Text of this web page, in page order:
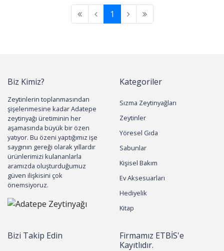
1
Biz Kimiz?
Zeytinlerin toplanmasından
şişelenmesine kadar Adatepe
zeytinyağı üretiminin her
aşamasında büyük bir özen
yatıyor. Bu özeni yaptığımız işe
saygının gereği olarak yıllardır
ürünlerimizi kulananlarla
aramızda oluşturduğumuz
güven ilişkisini çok
önemsiyoruz.
Kategoriler
Sızma Zeytinyağları
Zeytinler
Yöresel Gıda
Sabunlar
Kişisel Bakım
Ev Aksesuarları
Hediyelik
Kitap
Bizi Takip Edin
Firmamız ETBİS'e
Kayıtlıdır.